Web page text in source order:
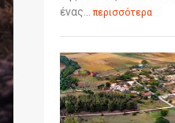
ένας...
περισσότερα